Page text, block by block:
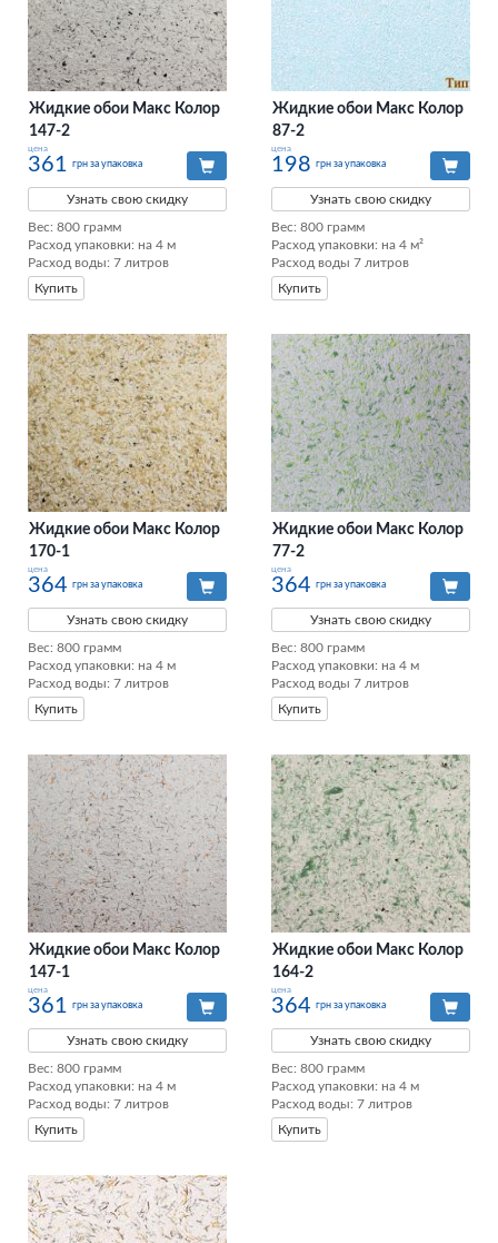
Жидкие обои Макс Колор
147-2
цена
361 грн за упаковка
Узнать свою скидку
Вес: 800 грамм
Расход упаковки: на 4 м
Расход воды: 7 литров
Купить
Жидкие обои Макс Колор
87-2
цена
198 грн за упаковка
Узнать свою скидку
Вес: 800 грамм
Расход упаковки: на 4 м²
Расход воды 7 литров
Купить
Жидкие обои Макс Колор
170-1
цена
364 грн за упаковка
Узнать свою скидку
Вес: 800 грамм
Расход упаковки: на 4 м
Расход воды: 7 литров
Купить
Жидкие обои Макс Колор
77-2
цена
364 грн за упаковка
Узнать свою скидку
Вес: 800 грамм
Расход упаковки: на 4 м
Расход воды 7 литров
Купить
Жидкие обои Макс Колор
147-1
цена
361 грн за упаковка
Узнать свою скидку
Вес: 800 грамм
Расход упаковки: на 4 м
Расход воды: 7 литров
Купить
Жидкие обои Макс Колор
164-2
цена
364 грн за упаковка
Узнать свою скидку
Вес: 800 грамм
Расход упаковки: на 4 м
Расход воды: 7 литров
Купить